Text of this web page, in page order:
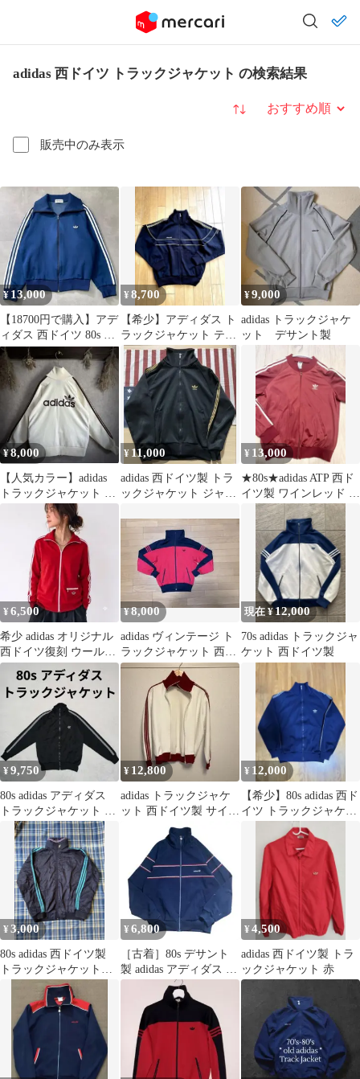
adidas 西ドイツ トラックジャケット の検索結果
販売中のみ表示
並び替え
¥ 13,000
【18700円で購入】アデ
ィダス 西ドイツ 80s ト
ラックジャケット S
¥8,700
【希少】アディダス ト
ラックジャケット テク
ノ 西ドイツ ⭐︎美品⭐︎ M
サイズ
¥9,000
adidas トラックジャケ
ット デサント製
¥8,000
【人気カラー】adidas
トラックジャケット ベ
ージュ×ブラウン
¥ 11,000
adidas 西ドイツ製 トラ
ックジャケット ジャー
¥ 13,000
★80s★adidas ATP 西ド
イツ製 ワインレッド ト
ラックジャケット
¥6,500
希少 adidas オリジナル
西ドイツ復刻 ウール混
トラックジャケット
¥8,000
adidas ヴィンテージ ト
ラックジャケット 西ド
イツ製
現在 ¥12,000
70s adidas トラックジャ
ケット 西ドイツ製
¥9,750
80s adidas アディダス
トラックジャケット ジ
ャージ ブルゾン
¥ 12,800
adidas トラックジャケ
ット 西ドイツ製 サイズ
¥ 12,000
【希少】80s adidas 西ド
イツ トラックジャケッ
ト デサント社
¥3,000
80s adidas 西ドイツ製
トラックジャケット
ユーロヴィンテージ
¥ 6,800
［古着］80s デサント
製 adidas アディダス ト
ラックジャケット西ド
¥4,500
adidas 西ドイツ製 トラ
ックジャケット 赤